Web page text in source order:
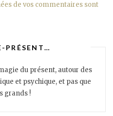
de vos commentaires sont
PRÉSENT…
du présent, autour des
et psychique, et pas que
grands !